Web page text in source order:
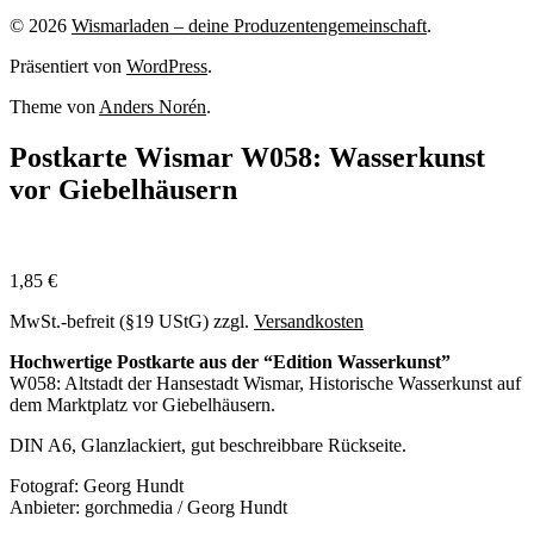
© 2026 Wismarladen – deine Produzentengemeinschaft.
Präsentiert von WordPress.
Theme von Anders Norén.
Postkarte Wismar W058: Wasserkunst
vor Giebelhäusern
1,85 €
MwSt.-befreit (§19 UStG) zzgl. Versandkosten
Hochwertige Postkarte aus der “Edition Wasserkunst”
W058: Altstadt der Hansestadt Wismar, Historische Wasserkunst auf
dem Marktplatz vor Giebelhäusern.
DIN A6, Glanzlackiert, gut beschreibbare Rückseite.
Fotograf: Georg Hundt
Anbieter: gorchmedia / Georg Hundt